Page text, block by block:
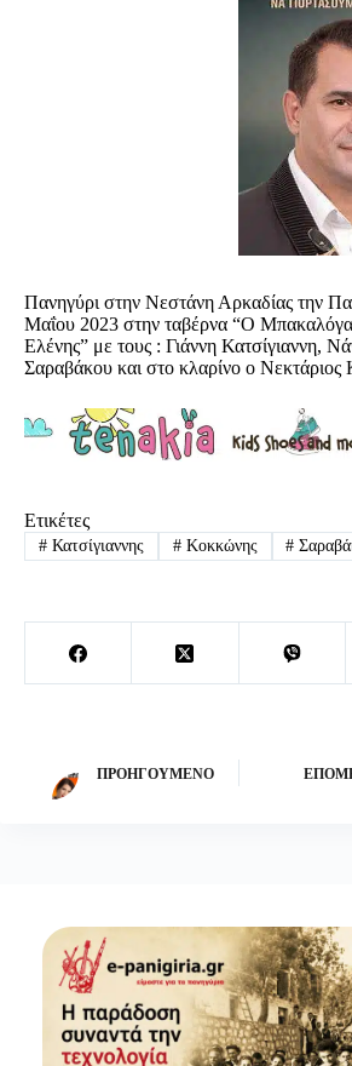
Πανηγύρι στην Νεστάνη Αρκαδίας την
Μαΐου 2023 στην ταβέρνα “Ο
Ελένης” με τους : Γιάννη Κατσίγιαννη,
Σαραβάκου και στο κλαρίνο ο
Ετικέτες
#Κατσίγιαννης #Κοκκώνης #
ΠΡΟΗΓΟΎΜΕΝΟ